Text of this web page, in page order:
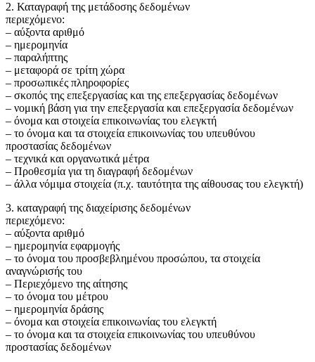
2. Καταγραφή της μετάδοσης δεδομένων
περιεχόμενο:
– αύξοντα αριθμό
– ημερομηνία
– παραλήπτης
– μεταφορά σε τρίτη χώρα
– προσωπικές πληροφορίες
– σκοπός της επεξεργασίας και της επεξεργασίας δεδομένων
– νομική βάση για την επεξεργασία και επεξεργασία δεδομένων
– όνομα και στοιχεία επικοινωνίας του ελεγκτή
– το όνομα και τα στοιχεία επικοινωνίας του υπευθύνου
προστασίας δεδομένων
– τεχνικά και οργανωτικά μέτρα
– Προθεσμία για τη διαγραφή δεδομένων
– άλλα νόμιμα στοιχεία (π.χ. ταυτότητα της αίθουσας του ελεγκτή)
3. καταγραφή της διαχείρισης δεδομένων
περιεχόμενο:
– αύξοντα αριθμό
– ημερομηνία εφαρμογής
– το όνομα του προσβεβλημένου προσώπου, τα στοιχεία
αναγνώρισής του
– Περιεχόμενο της αίτησης
– το όνομα του μέτρου
– ημερομηνία δράσης
– όνομα και στοιχεία επικοινωνίας του ελεγκτή
– το όνομα και τα στοιχεία επικοινωνίας του υπευθύνου
προστασίας δεδομένων